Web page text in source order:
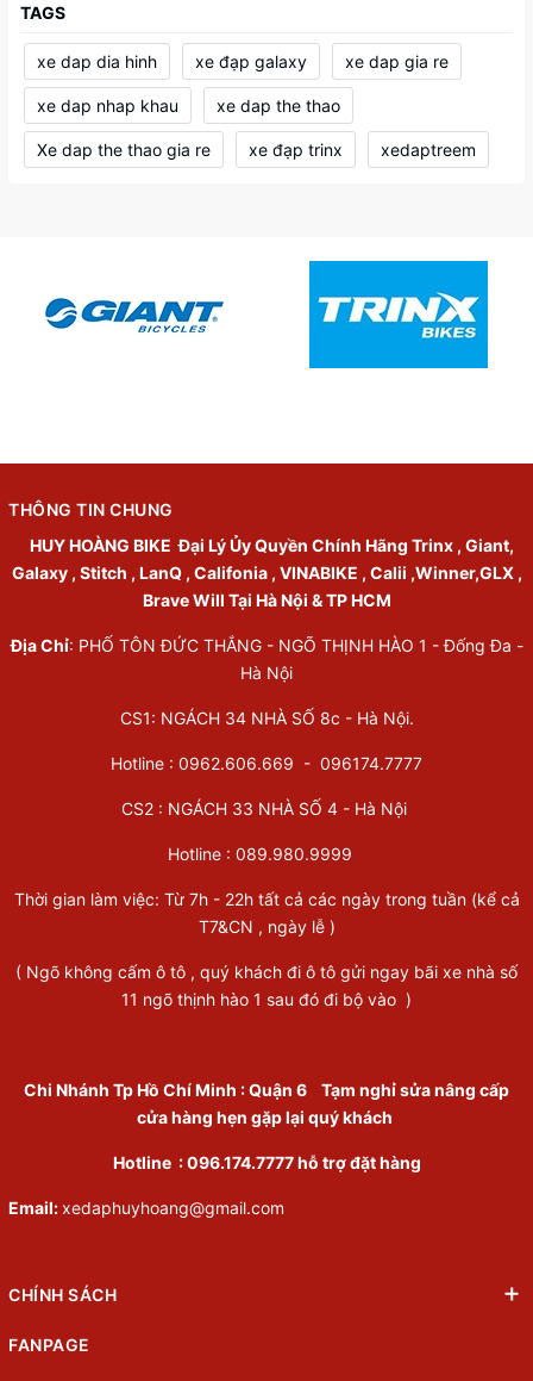
TAGS
xe dap dia hinh xe đạp galaxy xe dap gia re
xe dap nhap khau xe dap the thao
Xe dap the thao gia re xe đạp trinx xedaptreem
THÔNG TIN CHUNG
HUY HOÀNG BIKE Đại Lý Ủy Quyền Chính Hãng Trinx , Giant,
Galaxy , Stitch , LanQ , Califonia , VINABIKE , Calii ,Winner,GLX ,
Brave Will Tại Hà Nội & TP HCM
Địa Chỉ: PHỐ TÔN ĐỨC THẮNG - NGÕ THỊNH HÀO 1 - Đống Đa -
Hà Nội
CS1: NGÁCH 34 NHÀ SỐ 8c - Hà Nội.
Hotline : 0962.606.669 - 096174.7777
CS2 : NGÁCH 33 NHÀ SỐ 4 - Hà Nội
Hotline : 089.980.9999
Thời gian làm việc: Từ 7h - 22h tất cả các ngày trong tuần (kể cả
T7&CN , ngày lễ )
( Ngõ không cấm ô tô , quý khách đi ô tô gửi ngay bãi xe nhà số
11 ngõ thịnh hào 1 sau đó đi bộ vào )
Chi Nhánh Tp Hồ Chí Minh :Quận 6 Tạm nghỉ sửa nâng cấp
cửa hàng hẹn gặp lại quý khách
Hotline : 096.174.7777 hỗ trợ đặt hàng
Email:xedaphuyhoang@gmail.com
CHÍNH SÁCH
FANPAGE